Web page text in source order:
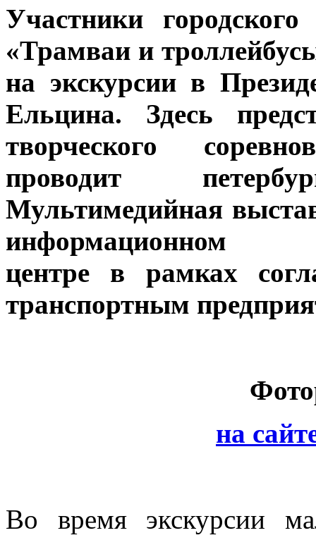
Участники
«Трамваи и
на экскурсии в
Ельцина. Здесь
творческого
проводит
Мультимедийная
информационном
центре в рамках
транспортным
на
Во время экскурсии